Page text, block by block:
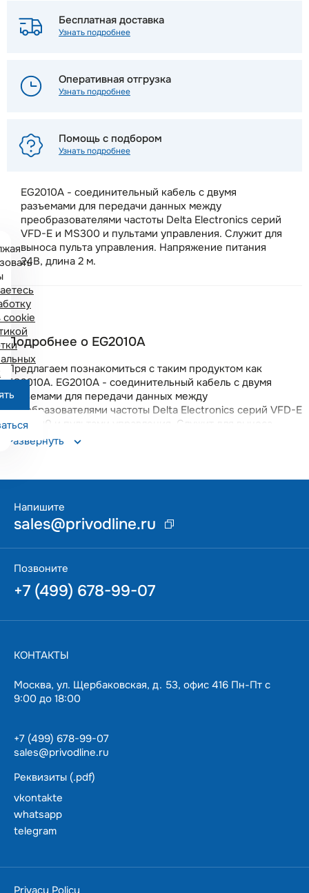
EG2010A - соединительный кабель с двумя
разъемами для передачи данных между
преобразователями частоты Delta Electronics серий
VFD-E и MS300 и пультами управления. Служит для
выноса пульта управления. Напряжение питания
24В, длина 2 м.
Бесплатная доставка
Узнать подробнее
Оперативная отгрузка
Узнать подробнее
Помощь с подбором
Узнать подробнее
Подробнее о EG2010A
Предлагаем познакомиться с таким продуктом как
EG2010A. EG2010A - соединительный кабель с двумя
разъемами для передачи данных между
преобразователями частоты Delta Electronics серий VFD-E
и MS300 и пультами управления. Служит для выноса
пульта управления. Напряжение питания 24В, длина 2 м..
Предлагаем заказать EG2010A с бесплатной доставкой по
гарантией 18 месяцев. Данная позиция поддерживается
возникающие вопросы.
Развернуть
cookie
варианты решения.
Ценим ваше время — подберем и доставим в
Напишите
sales@privodline.ru
Позвоните
+7 (499) 678-99-07
КОНТАКТЫ
Москва, ул. Щербаковская, д. 53, офис 416 Пн-Пт с
9:00 до 18:00
+7 (499) 678-99-07
sales@privodline.ru
Реквизиты (.pdf)
vkontakte
whatsapp
telegram
Privacy Policy